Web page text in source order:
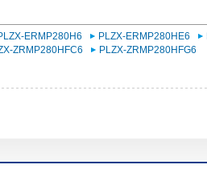
ERMP280H6 PLZX-ERMP280HE6
ZRMP280HFC6 PLZX-ZRMP280HFG6